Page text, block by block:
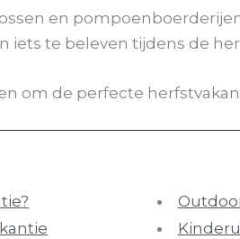
en
iets te beleven tijdens de
om de perfecte